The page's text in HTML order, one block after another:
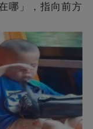
哪」，指向前方